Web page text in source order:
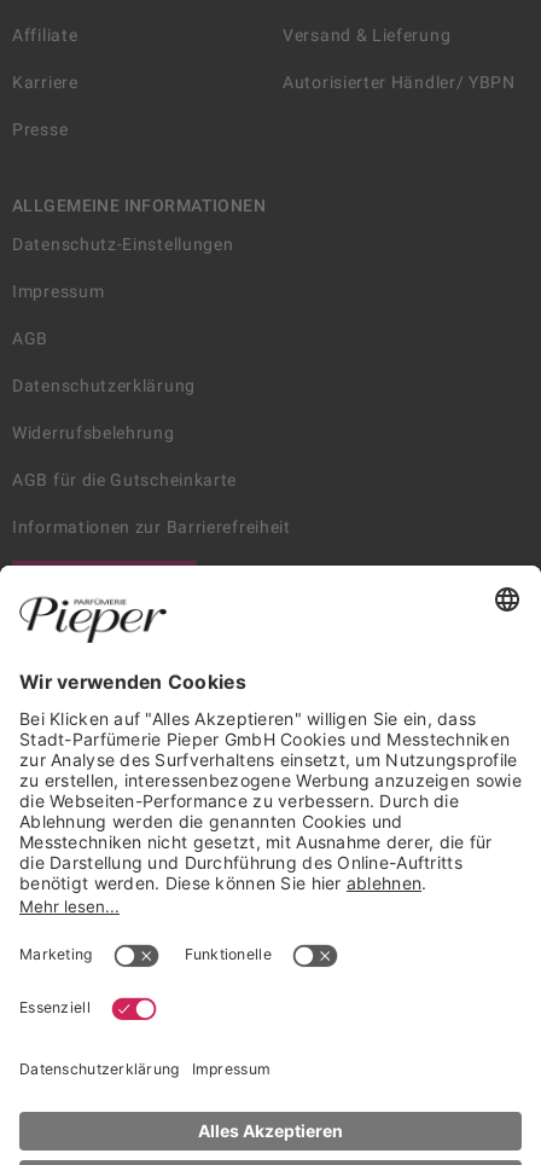
Affiliate
Karriere
Presse
Versand & Lieferung
Autorisierter Händler/ YBPN
ALLGEMEINE INFORMATIONEN
Datenschutz-Einstellungen
Impressum
AGB
Datenschutzerklärung
Widerrufsbelehrung
AGB für die Gutscheinkarte
Informationen zur Barrierefreiheit
Trusted Shops Mitglied seit 2010
* unverbindliche Preisempfehlung der Verbundgruppe beauty alliance
NACH OBEN